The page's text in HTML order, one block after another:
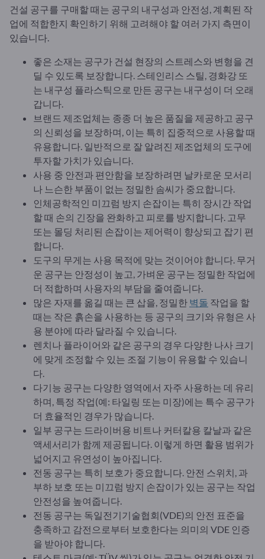
건설 공구를 구매할 때는 공구의 내구성과 안전성, 계획된 작
업에 적합한지 확인하기 위해 고려해야 할 여러 가지 측면이
있습니다.
좋은 소재는 공구가 건설 현장의 스트레스와 변형을 견
딜 수 있도록 보장합니다. 스테인리스 스틸, 경화강 또
는 내구성 플라스틱으로 만든 공구는 내구성이 더 오래
갑니다.
브랜드 제조업체는 종종 더 높은 품질을 제공하고 공구
의 신뢰성을 보장하며, 이는 특히 집중적으로 사용할 때
유용합니다. 일반적으로 잘 알려진 제조업체의 도구에
투자할 가치가 있습니다.
사용 중 안전과 편안함을 보장하려면 날카로운 모서리
나 느슨한 부품이 없는 정밀한 솜씨가 중요합니다.
인체공학적인 미끄럼 방지 손잡이는 특히 장시간 작업
할 때 손의 긴장을 완화하고 피로를 방지합니다. 고무
또는 몰딩 처리된 손잡이는 제어력이 향상되고 잡기 편
합니다.
도구의 무게는 사용 목적에 맞는 것이어야 합니다. 무거
운 공구는 안정성이 높고, 가벼운 공구는 정밀한 작업에
더 적합하며 사용자의 부담을 줄여줍니다.
많은 자재를 옮길 때는 큰 삽을, 정밀한 벽돌 작업을 할
때는 작은 흙손을 사용하는 등 공구의 크기와 유형은 사
용 분야에 따라 달라질 수 있습니다.
렌치나 플라이어와 같은 공구의 경우 다양한 나사 크기
에 맞게 조정할 수 있는 조절 기능이 유용할 수 있습니
다.
다기능 공구는 다양한 영역에서 자주 사용하는 데 유리
하며, 특정 작업(예: 타일링 또는 미장)에는 특수 공구가
더 효율적인 경우가 많습니다.
일부 공구는 드라이버용 비트나 커터칼용 칼날과 같은
액세서리가 함께 제공됩니다. 이렇게 하면 활용 범위가
넓어지고 유연성이 높아집니다.
전동 공구는 특히 보호가 중요합니다. 안전 스위치, 과
부하 보호 또는 미끄럼 방지 손잡이가 있는 공구는 작업
안전성을 높여줍니다.
전동 공구는 독일전기기술협회(VDE)의 안전 표준을
충족하고 감전으로부터 보호한다는 의미의 VDE 인증
을 받아야 합니다.